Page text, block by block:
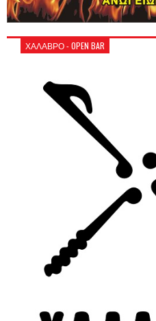
ΧΑΛΑΒΡΟ - OPEN BAR